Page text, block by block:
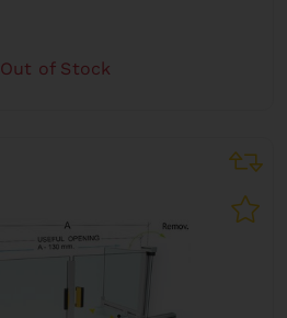
Out of Stock